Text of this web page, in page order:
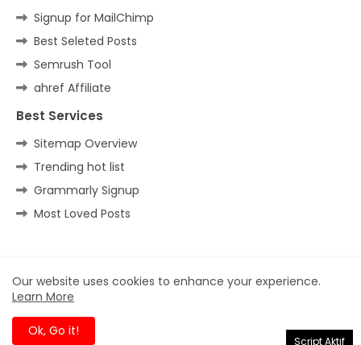
Signup for MailChimp
Best Seleted Posts
Semrush Tool
ahref Affiliate
Best Services
Sitemap Overview
Trending hot list
Grammarly Signup
Most Loved Posts
Home Contact us Privacy Policy
Our website uses cookies to enhance your experience.
Learn More
Ok, Go it!
Script Aktif